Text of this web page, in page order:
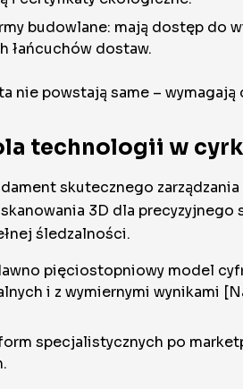
budowlane: mają dostęp do
łańcuchów dostaw.
nie powstają same –
technologii w
skutecznego
3D dla precyzyjnego
śledzalności.
pięciostopniowy model
i z wymiernymi
specjalistycznych po